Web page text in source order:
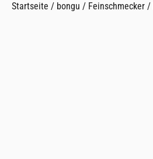
Startseite / bongu / Feinschmecker /